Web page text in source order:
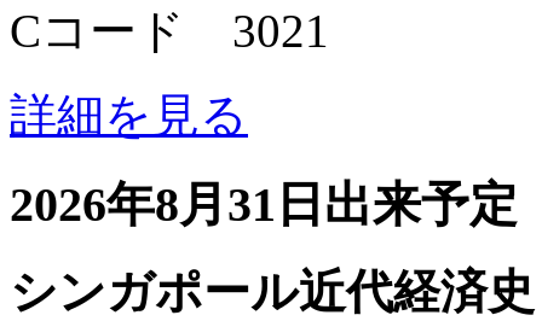
Cコード 3021
詳細を見る
2026年8月31日出来予定
シンガポール近代経済史